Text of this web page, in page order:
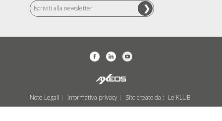
Note Legali Informativa privacy Sito creato da : Le KLUB